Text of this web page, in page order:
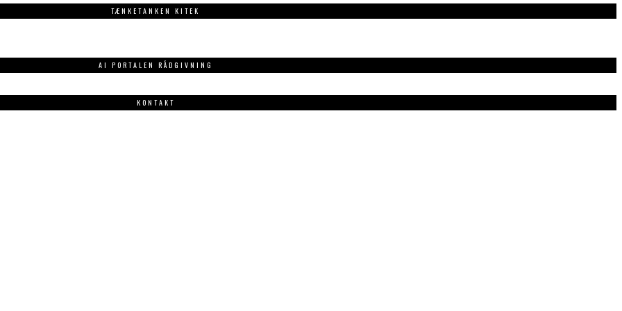
TÆNKETANKEN KITEK
AI PORTALEN RÅDGIVNING
KONTAKT